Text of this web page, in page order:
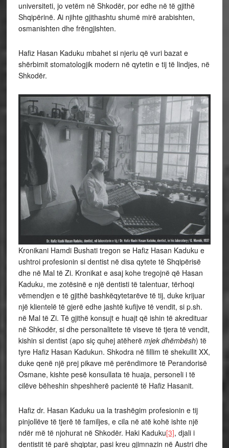
universiteti, jo vetëm në Shkodër, por edhe në të gjithë
Shqipërinë. Ai njihte gjithashtu shumë mirë arabishten,
osmanishten dhe frëngjishten.
Hafiz Hasan Kaduku mbahet si njeriu që vuri bazat e
shërbimit stomatologjik modern në qytetin e tij të lindjes, në
Shkodër.
Kronikani Hamdi Bushati tregon se Hafiz Hasan Kaduku e
ushtroi profesionin si dentist në disa qytete të Shqipërisë
dhe në Mal të Zi. Kronikat e asaj kohe tregojnë që Hasan
Kaduku, me zotësinë e një dentisti të talentuar, tërhoqi
vëmendjen e të gjithë bashkëqytetarëve të tij, duke krijuar
një klientelë të gjerë edhe jashtë kufijve të vendit, si p.sh.
në Mal të Zi. Të gjithë konsujt e huajt që ishin të akredituar
në Shkodër, si dhe personalitete të viseve të tjera të vendit,
kishin si dentist (apo siç quhej atëherë mjek dhëmbësh) të
tyre Hafiz Hasan Kadukun. Shkodra në fillim të shekullit XX,
duke qenë një prej pikave më perëndimore të Perandorisë
Osmane, kishte pesë konsullata të huaja, personeli i të
cilëve bëheshin shpeshherë pacientë të Hafiz Hasanit.
Hafiz dr. Hasan Kaduku ua la trashëgim profesionin e tij
pinjollëve të tjerë të familjes, e cila në atë kohë ishte një
ndër më të njohurat në Shkodër. Haki Kaduku[3], djali i
dentistit të parë shqiptar, pasi kreu gjimnazin në Austri dhe